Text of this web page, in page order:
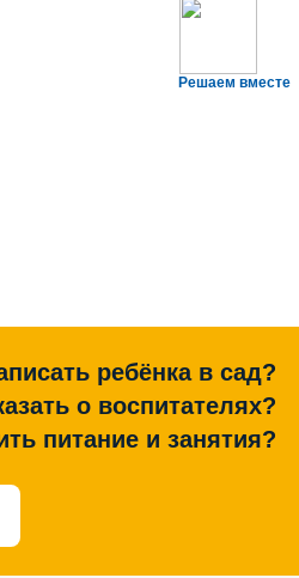
Решаем вместе
ребёнка в сад?
о воспитателях?
питание и занятия?